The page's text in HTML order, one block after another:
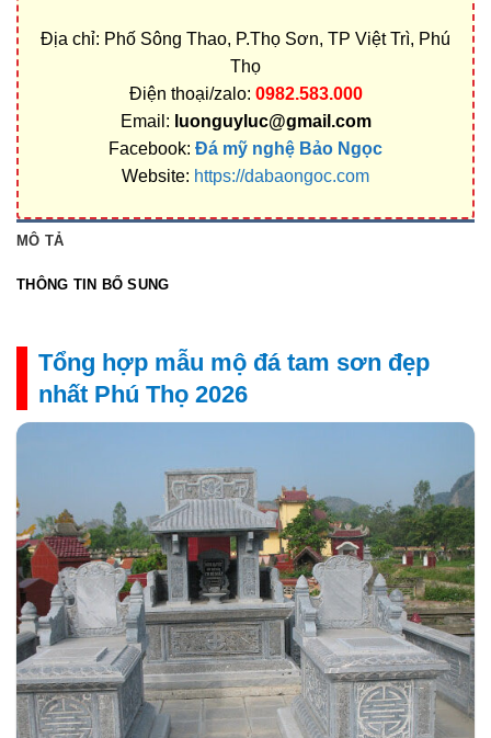
Địa chỉ: Phố Sông Thao, P.Thọ Sơn, TP Việt Trì, Phú
Thọ
Điện thoại/zalo: 0982.583.000
Email: luonguyluc@gmail.com
Facebook: Đá mỹ nghệ Bảo Ngọc
Website: https://dabaongoc.com
MÔ TẢ
THÔNG TIN BỔ SUNG
Tổng hợp mẫu mộ đá tam sơn đẹp
nhất Phú Thọ 2026